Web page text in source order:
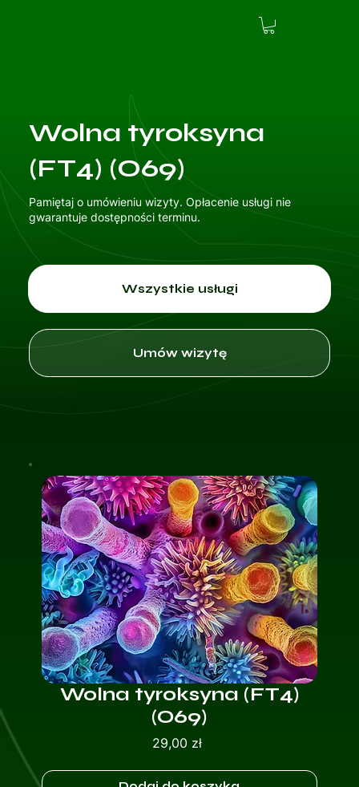
Wolna tyroksyna
(FT4) (O69)
Pamiętaj o umówieniu wizyty. Opłacenie usługi nie
gwarantuje dostępności terminu.
Wszystkie usługi
Umów wizytę
Wolna tyroksyna (FT4)
(O69)
29,00 złCena